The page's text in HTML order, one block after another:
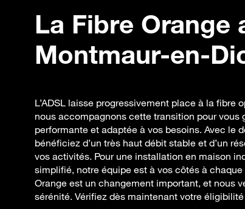
La Fibre Orange
Montmaur-en-
L’ADSL laisse progressivement place à la fibre
nous accompagnons cette transition pour
performante et adaptée à vos besoins. Avec le
bénéficiez d’un très haut débit stable et d’un
vos activités. Pour une installation en maison
simplifié, notre équipe est à vos côtés à
Orange est un changement important, et nous
sérénité. Vérifiez dès maintenant votre